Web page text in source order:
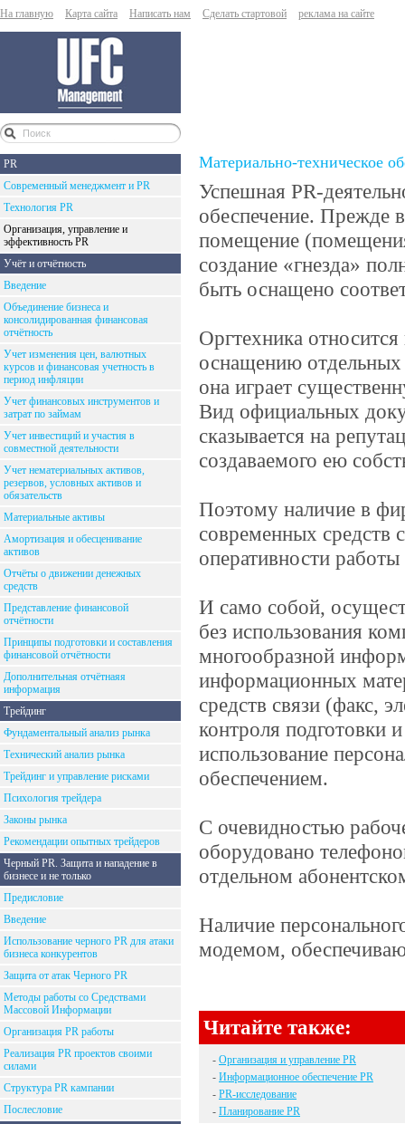
На главную Карта сайта Написать нам Сделать стартовой реклама на сайте
PR
Современный менеджмент и PR
Технология PR
Организация, управление и
эффективность PR
Учёт и отчётность
Введение
Объединение бизнеса и
консолидированная финансовая
отчётность
Учет изменения цен, валютных
курсов и финансовая учетность в
период инфляции
Учет финансовых инструментов и
затрат по займам
Учет инвестиций и участия в
совместной деятельности
Учет нематериальных активов,
резервов, условных активов и
обязательств
Материальные активы
Амортизация и обесценивание
активов
Отчёты о движении денежных
средств
Представление финансовой
отчётности
Принципы подготовки и составления
финансовой отчётности
Дополнительная отчётнаяя
информация
Трейдинг
Фундаментальный анализ рынка
Технический анализ рынка
Трейдинг и управление рисками
Психология трейдера
Законы рынка
Рекомендации опытных трейдеров
Черный PR. Защита и нападение в
бизнесе и не только
Предисловие
Введение
Использование черного PR для атаки
бизнеса конкурентов
Защита от атак Черного PR
Методы работы со Средствами
Массовой Информации
Организация PR работы
Реализация PR проектов своими
силами
Структура PR кампании
Послесловие
Материально-техническое
Успешная PR-
обеспечение. Прежде
помещение
создание «гнезда»
быть оснащено
Оргтехника
оснащению
она играет
Вид официальных
сказывается на
создаваемого ею
Поэтому наличие в
современных средств
оперативности
И само собой,
без использования
многообразной
информационных
средств связи (факс,
контроля подготовки
использование
обеспечением.
С очевидностью
оборудовано
отдельном
Наличие
модемом,
Читайте также:
- Организация и управление PR
- Информационное обеспечение PR
- PR-исследование
- Планирование PR